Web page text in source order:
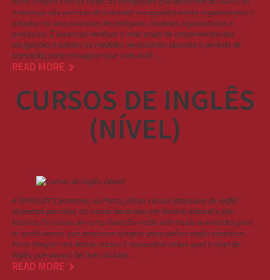
empresas vão precisar de entender o enquadramento regulamentar e
adaptar os seus sistemas tecnológicos, modelos organizativos e
processos. É essencial verificar o nível atual de cumprimento das
obrigações e adotar as medidas necessárias durante o período de
transição, para assegurar que tudo está…
READ MORE
CURSOS DE INGLÊS
(NÍVEL)
A I9PROJECT promove, no Porto, vários cursos intensivos de inglês
dispostos por nível. Os cursos decorrem em horário laboral e pós-
laboral. Os cursos de curta-duração estão sobretudo orientados para
os profissionais que procuram emigrar para países anglo-saxónicos.
Para integrar um destes cursos é necessário saber qual o nível de
inglês que possuí. Se tiver dúvidas…
READ MORE